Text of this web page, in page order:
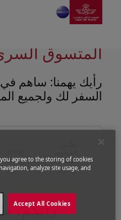
تخطي إلى المحتوى الرئيسي
انتقل إلى
المتسوق
رأيك يهمنا: ساهم
السفر لك ولجميع
الملكية
المغربية
رأيكم،
you agree to the storing of cookies
analyze site usage, and
Accept All Cookies